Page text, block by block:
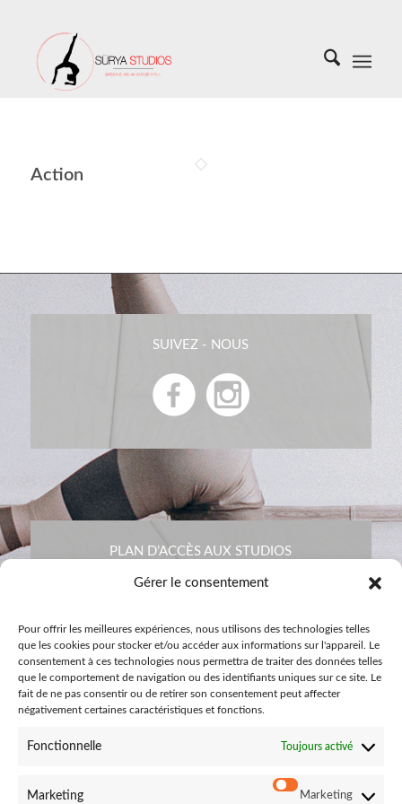
Gérer le consentement
Pour offrir les meilleures expériences, nous utilisons des technologies telles
que les cookies pour stocker et/ou accéder aux informations sur l'appareil. Le
consentement à ces technologies nous permettra de traiter des données telles
que le comportement de navigation ou des identifiants uniques sur ce site. Le
fait de ne pas consentir ou de retirer son consentement peut affecter
négativement certaines caractéristiques et fonctions.
Fonctionnelle Toujours activé
Marketing Marketing
Action
SUIVEZ - NOUS
PLAN D’ACCÈS AUX STUDIOS